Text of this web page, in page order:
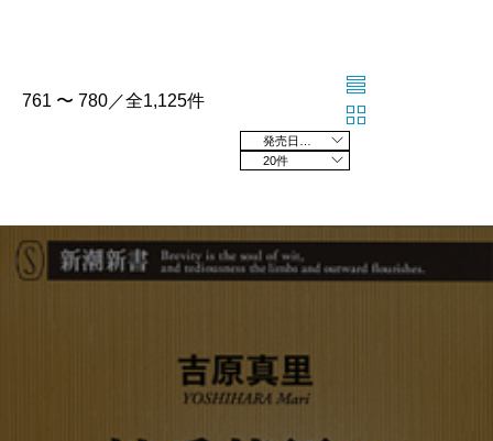
761 〜 780／全1,125件
20件